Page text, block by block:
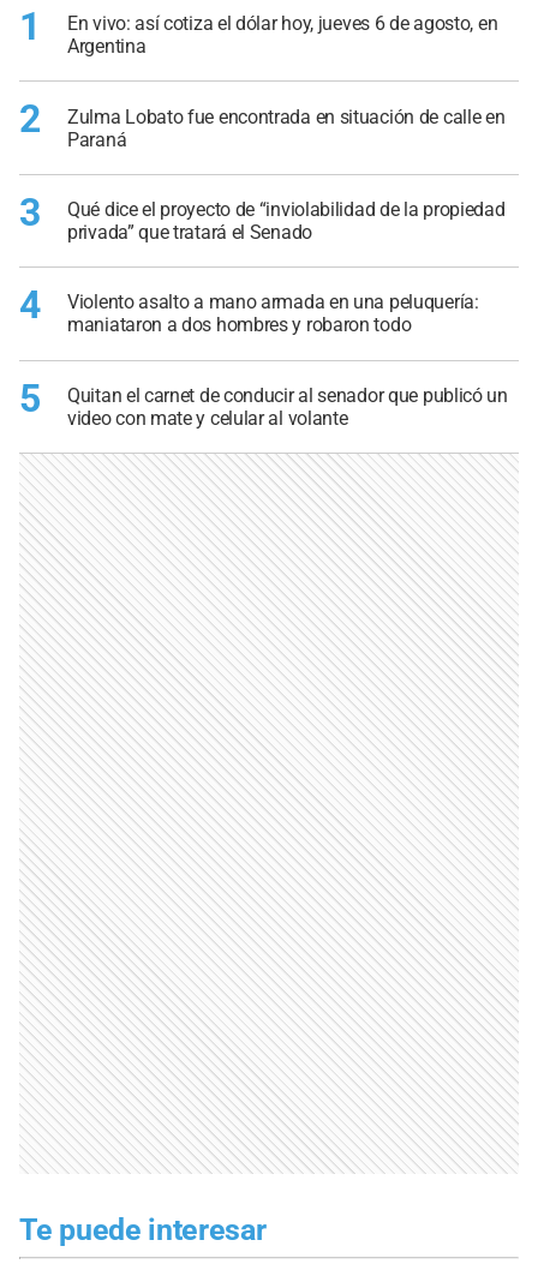
1
En vivo: así cotiza el dólar hoy, jueves 6 de agosto, en
Argentina
2
Zulma Lobato fue encontrada en situación de calle en
Paraná
3
Qué dice el proyecto de “inviolabilidad de la propiedad
privada” que tratará el Senado
4
Violento asalto a mano armada en una peluquería:
maniataron a dos hombres y robaron todo
5
Quitan el carnet de conducir al senador que publicó un
video con mate y celular al volante
Te puede interesar